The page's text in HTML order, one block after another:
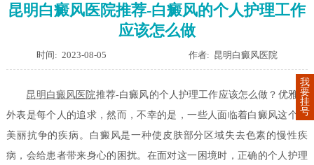
昆明白癜风医院推荐-白癜风的个人护理工作
应该怎么做
时间: 2023-08-05 作者: 昆明白癜风医院
昆明 白癜风 医院推荐-白癜风的个人护理工作应该怎么做？优雅的
外表是每个人的追求，然而，不幸的是，一些人面临着白癜风这个与
美丽抗争的疾病。白癜风是一种使皮肤部分区域失去色素的慢性疾
病，会给患者带来身心的困扰。在面对这一困境时，正确的个人护理
我
要
挂
号